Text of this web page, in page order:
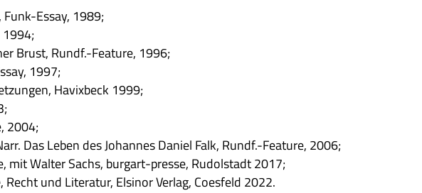
Essay, 1989;
Brust, Rundf.-Feature, 1996;
1997;
Havix­beck 1999;
2004;
Das Leben des Johan­nes Daniel Falk, Rundf.-Feature, 2006;
mit Wal­ter Sachs, burg­art-presse, Rudol­stadt 2017;
Recht und Lite­ra­tur, Elsi­nor Ver­lag, Coes­feld 2022.